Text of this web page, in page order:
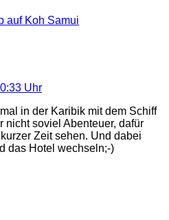
auf Koh Samui
Uhr
in der Karibik mit dem Schiff
nicht soviel Abenteuer, dafür
Zeit sehen. Und dabei
das Hotel wechseln;-)